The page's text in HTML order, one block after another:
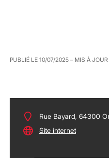
PUBLIÉ LE 10/07/2025 – MIS À JOUR
Rue Bayard, 64300
Site internet